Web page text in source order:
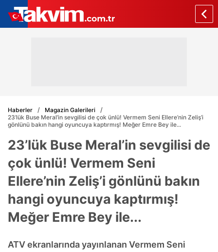
Haberler
Magazin Galerileri
23’lük Buse Meral’in sevgilisi de çok ünlü! Vermem Seni Ellere’nin Zeliş’i
gönlünü bakın hangi oyuncuya kaptırmış! Meğer Emre Bey ile...
23’lük Buse Meral’in sevgilisi de
çok ünlü! Vermem Seni
Ellere’nin Zeliş’i gönlünü bakın
hangi oyuncuya kaptırmış!
Meğer Emre Bey ile...
ATV ekranlarında yayınlanan Vermem Seni